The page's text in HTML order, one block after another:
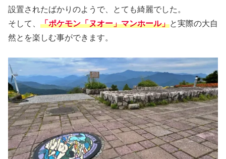
設置されたばかりのようで、とても綺麗でした。
そして、 「ポケモン「ヌオー」マンホール」と実際の大自
然とを楽しむ事ができます。